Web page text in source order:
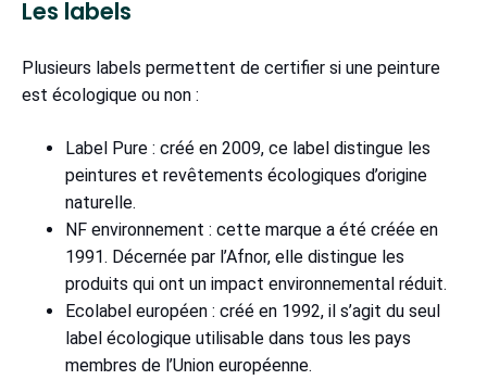
Les labels
Plusieurs labels permettent de certifier si une peinture
est écologique ou non :
Label Pure : créé en 2009, ce label distingue les
peintures et revêtements écologiques d’origine
naturelle.
NF environnement : cette marque a été créée en
1991. Décernée par l’Afnor, elle distingue les
produits qui ont un impact environnemental réduit.
Ecolabel européen : créé en 1992, il s’agit du seul
label écologique utilisable dans tous les pays
membres de l’Union européenne.